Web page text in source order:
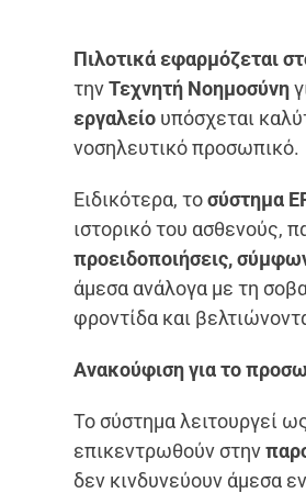
Πιλοτικά εφαρμόζεται
τηνΤεχνητή Νοημοσύνη
εργαλείο υπόσχεται
νοσηλευτικό προσωπικό.
Ειδικότερα, τοσύστημα
ιστορικό του ασθενούς,
προειδοποιήσεις,
άμεσα ανάλογα με τη
φροντίδα και
Ανακούφιση για το
Το σύστημα λειτουργεί
επικεντρωθούν στην
δεν κινδυνεύουν άμεσα